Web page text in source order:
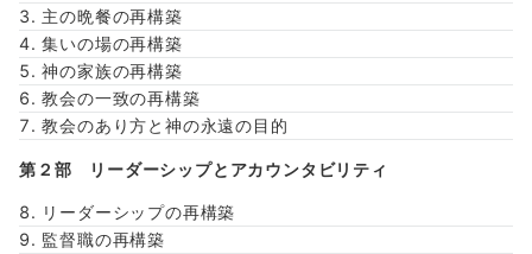
主の晩餐の再構築
集いの場の再構築
神の家族の再構築
教会の一致の再構築
教会のあり方と神の永遠の目的
第２部 リーダーシップとアカウンタビリティ
リーダーシップの再構築
監督職の再構築